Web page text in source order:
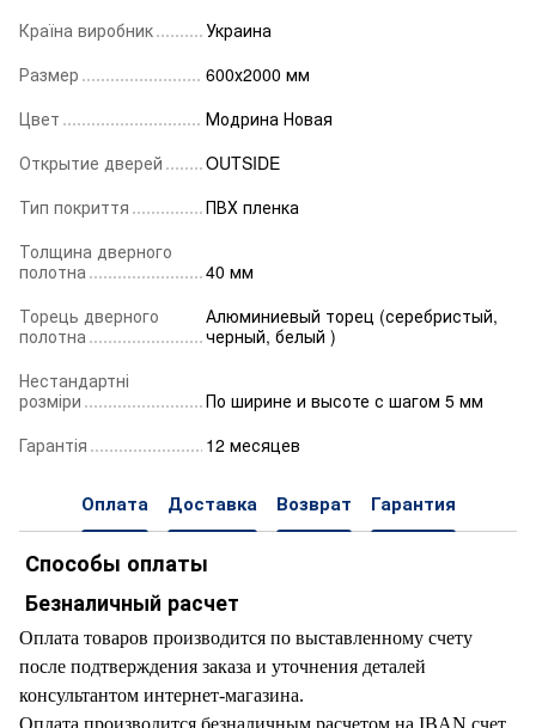
Країна виробник
Украина
Размер
600х2000 мм
Цвет
Модрина Новая
Открытие дверей
OUTSIDE
Тип покриття
ПВХ пленка
Толщина дверного
полотна
40 мм
Торець дверного
полотна
Алюминиевый торец (серебристый,
черный, белый )
Нестандартні
розміри
По ширине и высоте с шагом 5 мм
Гарантія
12 месяцев
Оплата Доставка Возврат Гарантия
Способы оплаты
Безналичный расчет
Оплата товаров производится по выставленному счету
после подтверждения заказа и уточнения деталей
консультантом интернет-магазина.